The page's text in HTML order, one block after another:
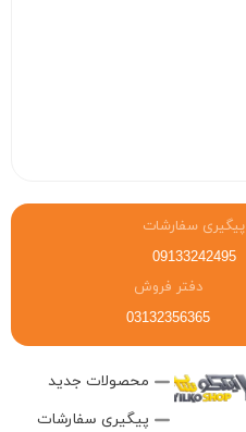
پیگیری سفارشات
09133242495
دفتر فروش
03132356365
محصولات جدید
پیگیری سفارشات